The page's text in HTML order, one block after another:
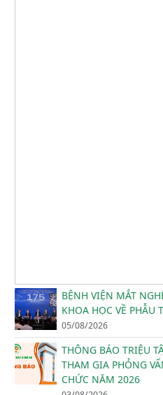
BỆNH VIỆN MẮT
KHOA HỌC VỀ PHẪU
05/08/2026
THÔNG BÁO TRIỆU
THAM GIA PHỎNG
CHỨC NĂM 2026